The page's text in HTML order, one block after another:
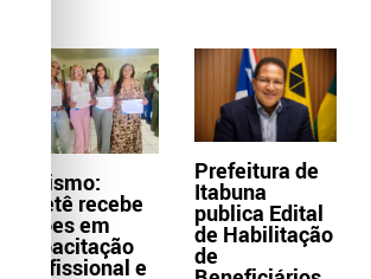
Turismo:
Itaetê recebe
ações em
capacitação
profissional e
Prefeitura de
Itabuna
publica Edital
de Habilitação
de